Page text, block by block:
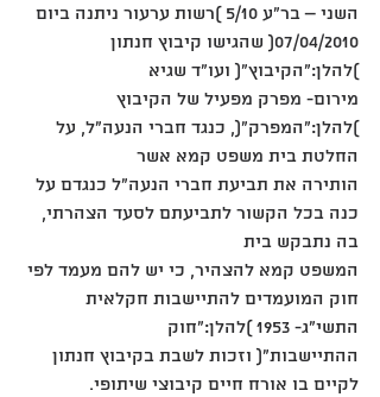
השני – בר"ע 5/10 )רשות ערעור ניתנה ביום
07/04/2010( שהגישו קיבוץ חנתון
)להלן:"הקיבוץ"( ועו"ד שגיא
מירום- מפרק מפעיל של הקיבוץ
)להלן:"המפרק"(, כנגד חברי הנעה"ל, על
החלטת בית משפט קמא אשר
הותירה את תביעת חברי הנעה"ל כנגדם על
כנה בכל הקשור לתביעתם לסעד הצהרתי,
בה נתבקש בית
המשפט קמא להצהיר, כי יש להם מעמד לפי
חוק המועמדים להתיישבות חקלאית
התשי"ג- 1953 )להלן:"חוק
ההתיישבות"( וזכות לשבת בקיבוץ חנתון
לקיים בו אורח חיים קיבוצי שיתופי.